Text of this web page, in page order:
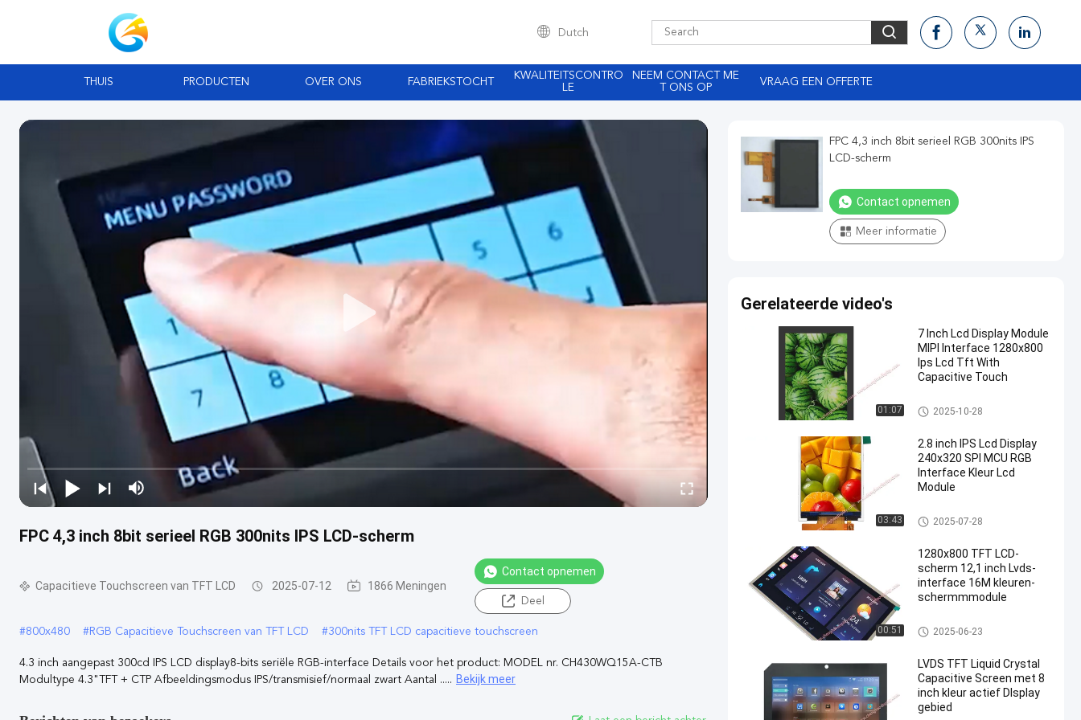
Dutch
THUIS PRODUCTEN OVER ONS FABRIEKSTOCHT
KWALITEITSCONTRO
LE
NEEM CONTACT ME
T ONS OP
VRAAG EEN OFFERTE
FPC 4,3 inch 8bit serieel RGB 300nits IPS LCD-scherm
Capacitieve Touchscreen van TFT LCD 2025-07-12 1866 Meningen
Contact opnemen
Deel
#800x480 #RGB Capacitieve Touchscreen van TFT LCD #300nits TFT LCD capacitieve touchscreen
4.3 inch aangepast 300cd IPS LCD display8-bits seriële RGB-interface Details voor het product: MODEL nr. CH430WQ15A-CTB
Modultype 4.3"TFT + CTP Afbeeldingsmodus IPS/transmisief/normaal zwart Aantal ..... Bekijk meer
FPC 4,3 inch 8bit serieel RGB 300nits IPS
LCD-scherm
Contact opnemen
Meer informatie
Gerelateerde video's
01:07
7 Inch Lcd Display Module
MIPI Interface 1280x800
Ips Lcd Tft With
Capacitive Touch
TFT-LCD-scherm
2025-10-28
03:43
2.8 inch IPS Lcd Display
240x320 SPI MCU RGB
Interface Kleur Lcd
Module
IPS Lcd Vertoning
2025-07-28
00:51
1280x800 TFT LCD-
scherm 12,1 inch Lvds-
interface 16M kleuren-
schermmmodule
TFT-LCD-scherm
2025-06-23
LVDS TFT Liquid Crystal
Capacitive Screen met 8
inch kleur actief DIsplay
gebied